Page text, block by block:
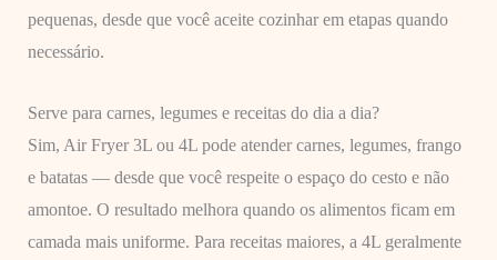
pequenas, desde que você aceite cozinhar em etapas quando
necessário.
Serve para carnes, legumes e receitas do dia a dia?
Sim, Air Fryer 3L ou 4L pode atender carnes, legumes, frango
e batatas — desde que você respeite o espaço do cesto e não
amontoe. O resultado melhora quando os alimentos ficam em
camada mais uniforme. Para receitas maiores, a 4L geralmente